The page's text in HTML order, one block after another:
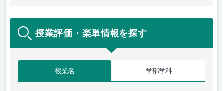
授業評価・楽単情報を探す
授業名 学部学科